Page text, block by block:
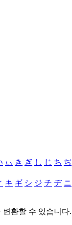
ぃ き ぎ し じ ち ぢ
キ ギ シ ジ チ ヂ ニ
환할 수 있습니다.